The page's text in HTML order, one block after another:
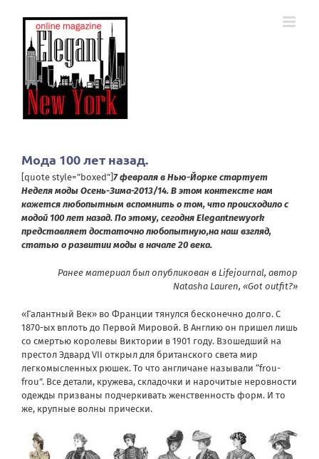
Мода 100 лет назад.
[quote style=”boxed”] 7 февраля в Нью-Йорке стартует
Неделя моды Осень-Зима-2013/14. В этом контексте нам
кажется любопытным вспомнить о том, что происходило с
модой 100 лет назад. По этому, сегодня Elegantnewyork
представляет достаточно любопытную,на наш взгляд,
статью о развитии моды в начале 20 века.
Ранее материал был опубликован в Lifejournal, автор
Natasha Lauren, «Got outfit?»
«Галантный Век» во Франции тянулся бесконечно долго. С
1870-ых вплоть до Первой Мировой. В Англию он пришел лишь
со смертью королевы Виктории в 1901 году. Взошедший на
престол Эдвард VII открыл для британского света мир
легкомысленных рюшек. То что англичане называли “frou-
frou”. Все детали, кружева, складочки и нарочитые неровности
одежды призваны подчеркивать женственность форм. И то
же, крупные волны прически.